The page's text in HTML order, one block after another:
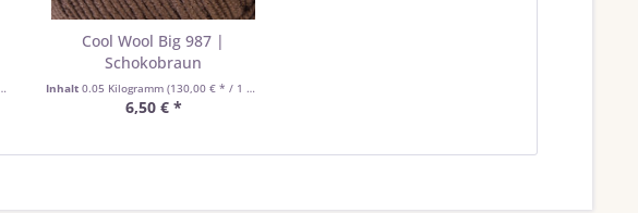
Cool Wool Big 987 |
Schokobraun
Inhalt 0.05 Kilogramm (130,00 € * / 1 Kilogramm)
6,50 € *